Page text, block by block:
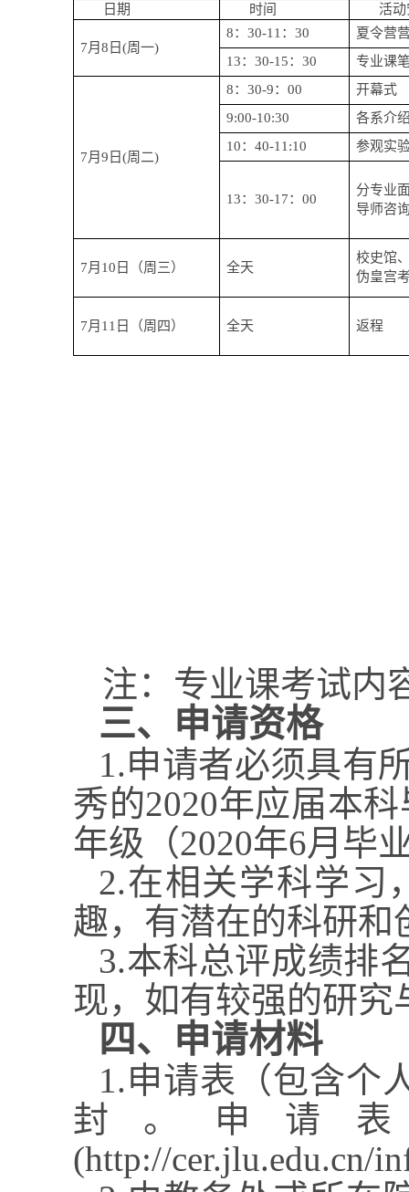
日期 时间 活动
7月 8 日(周一)
8： 30-11 ： 30
夏令营
13： 30-15： 30 专业课
7月 9 日(周二)
8： 30-9： 00
开幕式
9:00-10:30
各系介
10： 40-11:10 参观实
13： 30-17： 00
分专业
导师咨
7月 10 日（周三） 全天
校史馆
伪皇宫
7月 11 日（周四） 全天 返程
注：专业课考试内
三、 申请资格
1.申请者必须具有
秀的2020年应届本
年级（2020年6月毕
2.在相关学科学习
趣，有潜在的科研和
3.本科总评成绩排
现，如有较强的研
四、申请材料
1.申请表（包含个
封。申请
(http://cer.jlu.edu.cn/